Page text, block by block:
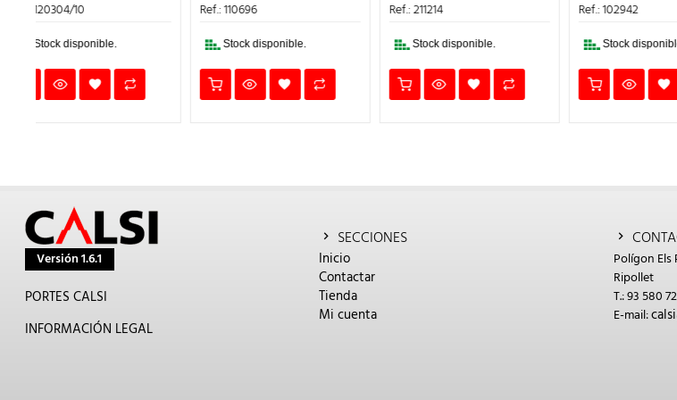
Ref.: 110696
Stock disponible.
Ref.: 211214
Stock disponible.
Ref.: 102942
Stock disponible.
Ref.: 102914
Stock
Versión 1.6.1
PORTES CALSI
INFORMACIÓN LEGAL
SECCIONES
Inicio
Contactar
Tienda
Mi cuenta
Polígon Els
Ripollet
T.: 93 580
E-mail: